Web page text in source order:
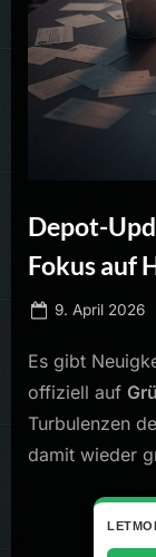
Depot-
Fokus auf
Posted
9. April 2026
Es gibt
offiziell auf
Turbulenzen
damit wieder